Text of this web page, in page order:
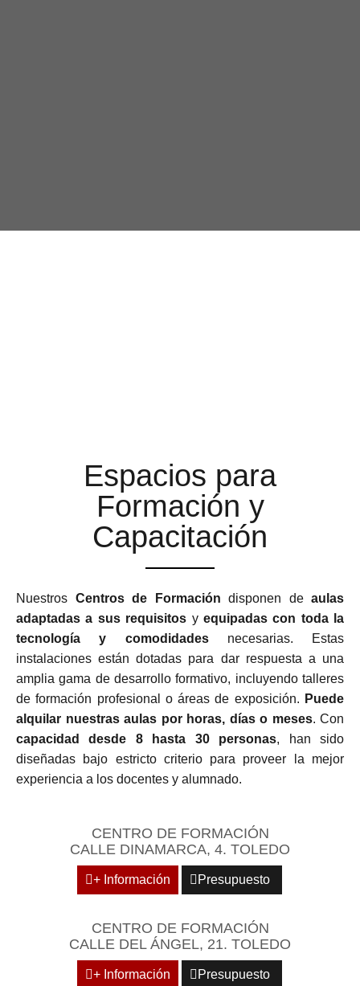
Espacios para
Formación y
Capacitación
Nuestros Centros de Formación disponen de aulas
adaptadas a sus requisitos y equipadas con toda la
tecnología y comodidadesnecesarias. Estas
instalaciones están dotadas para dar respuesta a una
amplia gama de desarrollo formativo, incluyendo talleres
de formación profesional o áreas de exposición. Puede
alquilar nuestras aulas por horas, días o meses. Con
capacidad desde 8 hasta 30 personas, han sido
diseñadas bajo estricto criterio para proveer la mejor
experiencia a los docentes y alumnado.
CENTRO DE FORMACIÓN
CALLE DINAMARCA, 4. TOLEDO
+ Información Presupuesto
CENTRO DE FORMACIÓN
CALLE DEL ÁNGEL, 21. TOLEDO
+ Información Presupuesto